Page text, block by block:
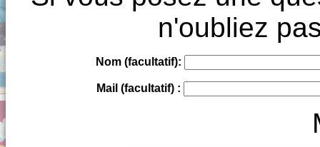
n'oubliez
Nom (facultatif):
Mail (facultatif) :